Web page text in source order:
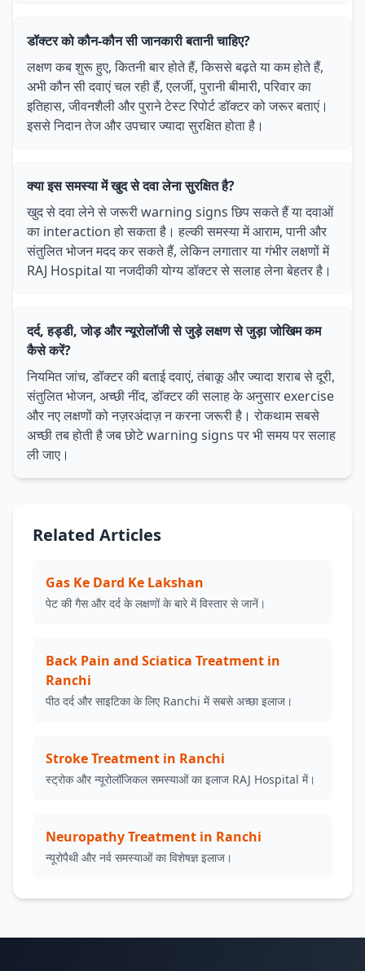
डॉक्टर को कौन-कौन सी जानकारी बतानी चाहिए?
लक्षण कब शुरू हुए, कितनी बार होते हैं, किससे बढ़ते या कम होते हैं,
अभी कौन सी दवाएं चल रही हैं, एलर्जी, पुरानी बीमारी, परिवार का
इतिहास, जीवनशैली और पुराने टेस्ट रिपोर्ट डॉक्टर को जरूर बताएं।
इससे निदान तेज और उपचार ज्यादा सुरक्षित होता है।
क्या इस समस्या में खुद से दवा लेना सुरक्षित है?
खुद से दवा लेने से जरूरी warning signs छिप सकते हैं या दवाओं
का interaction हो सकता है। हल्की समस्या में आराम, पानी और
संतुलित भोजन मदद कर सकते हैं, लेकिन लगातार या गंभीर लक्षणों में
RAJ Hospital या नजदीकी योग्य डॉक्टर से सलाह लेना बेहतर है।
दर्द, हड्डी, जोड़ और न्यूरोलॉजी से जुड़े लक्षण से जुड़ा जोखिम कम
कैसे करें?
नियमित जांच, डॉक्टर की बताई दवाएं, तंबाकू और ज्यादा शराब से दूरी,
संतुलित भोजन, अच्छी नींद, डॉक्टर की सलाह के अनुसार exercise
और नए लक्षणों को नज़रअंदाज़ न करना जरूरी है। रोकथाम सबसे
अच्छी तब होती है जब छोटे warning signs पर भी समय पर सलाह
ली जाए।
Related Articles
Gas Ke Dard Ke Lakshan
पेट की गैस और दर्द के लक्षणों के बारे में विस्तार से जानें।
Back Pain and Sciatica Treatment in
Ranchi
पीठ दर्द और साइटिका के लिए Ranchi में सबसे अच्छा इलाज।
Stroke Treatment in Ranchi
स्ट्रोक और न्यूरोलॉजिकल समस्याओं का इलाज RAJ Hospital में।
Neuropathy Treatment in Ranchi
न्यूरोपैथी और नर्व समस्याओं का विशेषज्ञ इलाज।